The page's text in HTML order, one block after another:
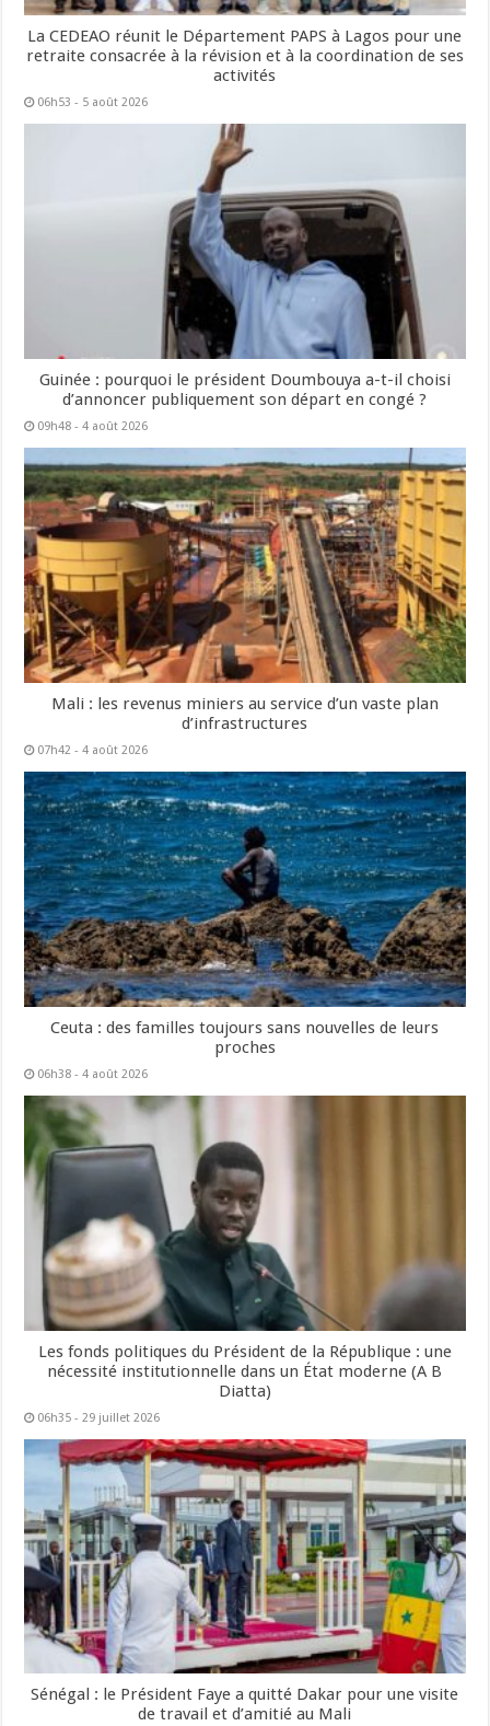
La CEDEAO réunit le Département PAPS à Lagos pour une
retraite consacrée à la révision et à la coordination de ses
activités
06h53 - 5 août 2026
Guinée : pourquoi le président Doumbouya a-t-il choisi
d’annoncer publiquement son départ en congé ?
09h48 - 4 août 2026
Mali : les revenus miniers au service d’un vaste plan
d’infrastructures
07h42 - 4 août 2026
Ceuta : des familles toujours sans nouvelles de leurs
proches
06h38 - 4 août 2026
Les fonds politiques du Président de la République : une
nécessité institutionnelle dans un État moderne (A B
Diatta)
06h35 - 29 juillet 2026
Sénégal : le Président Faye a quitté Dakar pour une visite
de travail et d’amitié au Mali